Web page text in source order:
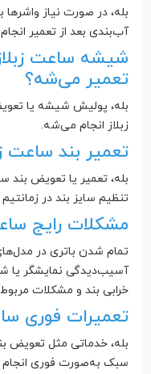
بله، در صورت نیاز
آب‌بندی بعد از تعمیر
شیشه ساعت
تعمیر می‌شه؟
بله، پولیش شیشه یا
زبلاز انجام می‌شه.
تعمیر بند ساعت
بله، تعمیر یا تعویض بند
تنظیم سایز بند در
مشکلات رایج
تمام شدن باتری در
آسیب‌دیدگی نمایشگر یا
خرابی بند و مشکلات
تعمیرات فوری
بله، خدماتی مثل تعویض
سبک به‌صورت فوری